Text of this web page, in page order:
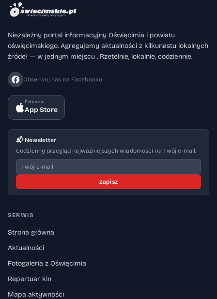
Niezależny portal informacyjny Oświęcimia i powiatu
oświęcimskiego. Agregujemy aktualności z kilkunastu lokalnych
źródeł — w jednym miejscu . Rzetelnie, lokalnie, codziennie.
Obserwuj nas na Facebooku
Pobierz w
App Store
📬 Newsletter
Codzienny przegląd najważniejszych wiadomości na Twój e-mail.
Zapisz
SERWIS
Strona główna
Aktualności
Fotogaleria z Oświęcimia
Repertuar kin
Mapa aktywności